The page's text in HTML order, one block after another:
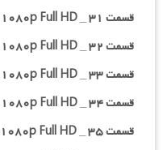
قسمت ۳۱ _ ۱۰۸۰p Full HD : | لینک مستقیم |
قسمت ۳۲ _ ۱۰۸۰p Full HD : | لینک مستقیم |
قسمت ۳۳ _ ۱۰۸۰p Full HD : | لینک مستقیم |
قسمت ۳۴ _ ۱۰۸۰p Full HD : | لینک مستقیم |
قسمت ۳۵ _ ۱۰۸۰p Full HD : | لینک مستقیم |